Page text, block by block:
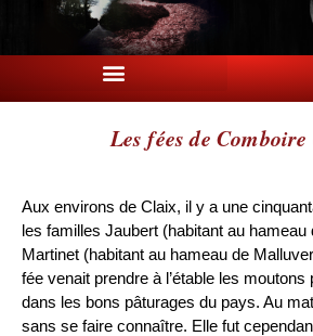
Les fées de
Aux environs de Claix, il y a une
les familles Jaubert (habitant au hameau
Martinet (habitant au hameau de
fée venait prendre à l’étable les moutons
dans les bons pâturages du pays. Au
sans se faire connaître. Elle fut